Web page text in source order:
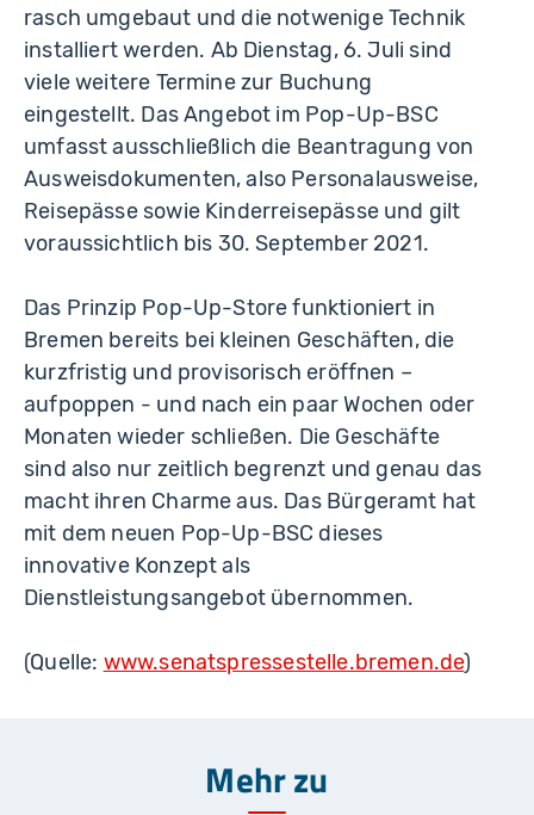
rasch umgebaut und die notwenige Technik
installiert werden. Ab Dienstag, 6. Juli sind
viele weitere Termine zur Buchung
eingestellt. Das Angebot im Pop-Up-BSC
umfasst ausschließlich die Beantragung von
Ausweisdokumenten, also Personalausweise,
Reisepässe sowie Kinderreisepässe und gilt
voraussichtlich bis 30. September 2021.
Das Prinzip Pop-Up-Store funktioniert in
Bremen bereits bei kleinen Geschäften, die
kurzfristig und provisorisch eröffnen –
aufpoppen - und nach ein paar Wochen oder
Monaten wieder schließen. Die Geschäfte
sind also nur zeitlich begrenzt und genau das
macht ihren Charme aus. Das Bürgeramt hat
mit dem neuen Pop-Up-BSC dieses
innovative Konzept als
Dienstleistungsangebot übernommen.
(Quelle: www.senatspressestelle.bremen.de)
Mehr zu